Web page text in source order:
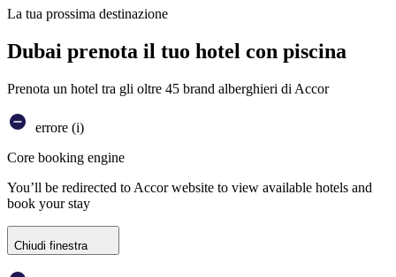
La tua prossima destinazione
Dubai prenota il tuo hotel con piscina
Prenota un hotel tra gli oltre 45 brand alberghieri di Accor
errore (i)
Core booking engine
You’ll be redirected to Accor website to view available hotels and
book your stay
Chiudi finestra